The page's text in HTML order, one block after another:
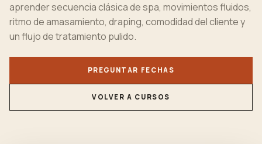
aprender secuencia clásica de spa, movimientos fluidos,
ritmo de amasamiento, draping, comodidad del cliente y
un flujo de tratamiento pulido.
PREGUNTAR FECHAS
VOLVER A CURSOS